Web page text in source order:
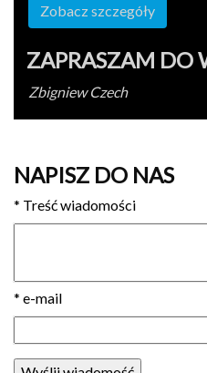
Zobacz szczegóły
ZAPRASZAM DO
Zbig­niew Czech
NAPISZ DO NAS
* Treść wiadomości
* e-mail